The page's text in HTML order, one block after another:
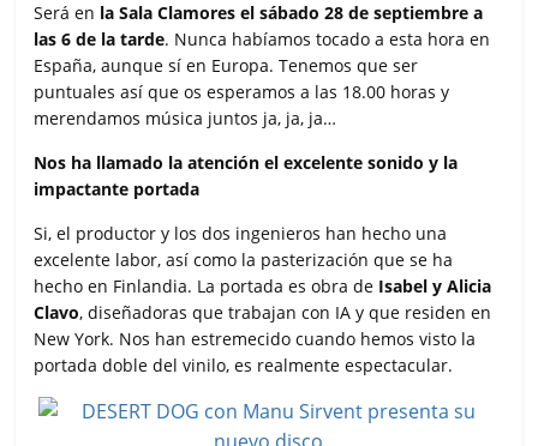
Será en la Sala Clamores el sábado 28 de septiembre a
las 6 de la tarde. Nunca habíamos tocado a esta hora en
España, aunque sí en Europa. Tenemos que ser
puntuales así que os esperamos a las 18.00 horas y
merendamos música juntos ja, ja, ja…
Nos ha llamado la atención el excelente sonido y la
impactante portada
Si, el productor y los dos ingenieros han hecho una
excelente labor, así como la pasterización que se ha
hecho en Finlandia. La portada es obra de Isabel y Alicia
Clavo, diseñadoras que trabajan con IA y que residen en
New York. Nos han estremecido cuando hemos visto la
portada doble del vinilo, es realmente espectacular.